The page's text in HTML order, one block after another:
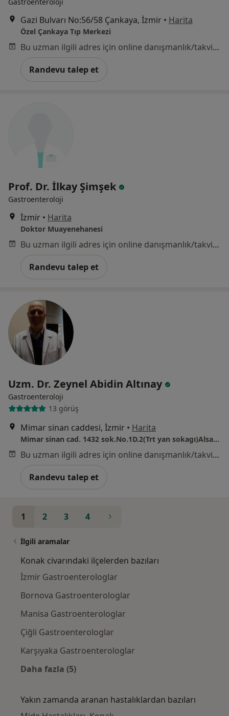
Gazi Bulvarı No:56/58 Çankaya, İzmir • Harita
Özel Çankaya Tıp Merkezi
Bu uzman ilgili adres için online danışmanlık/takvim sunmuyor.
Randevu talep et
Prof. Dr. İlkay Şimşek
Gastroenteroloji
İzmir • Harita
Doktor Muayenehanesi
Bu uzman ilgili adres için online danışmanlık/takvim sunmuyor.
Randevu talep et
Uzm. Dr. Zeynel Abidin Altınay
Gastroenteroloji
13 görüş
Mimar sinan caddesi, İzmir • Harita
Mimar sinan cad. 1432 sok.No.1D.2(Trt yan sokagı)Alsancak izmir
Bu uzman ilgili adres için online danışmanlık/takvim sunmuyor.
Randevu talep et
1 2 3 4
İlgili aramalar
Konak civarındaki ilçelerden bazıları
İzmir Gastroenterologlar
Bornova Gastroenterologlar
Manisa Gastroenterologlar
Çiğli Gastroenterologlar
Karşıyaka Gastroenterologlar
Daha fazla (5)
Yakın zamanda aranan hastalıklardan bazıları